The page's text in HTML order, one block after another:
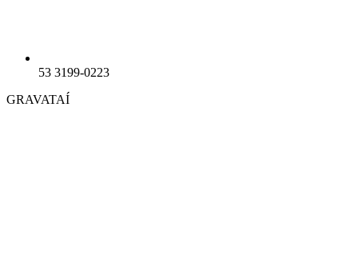
53 3199-0223
GRAVATAÍ